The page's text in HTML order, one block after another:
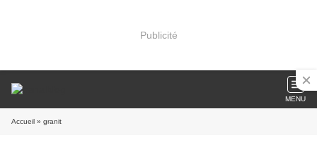
Publicité
MENU
Accueil » granit